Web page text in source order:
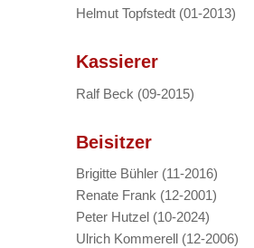
Helmut Topfstedt (01-2013)
Kassierer
Ralf Beck (09-2015)
Beisitzer
Brigitte Bühler (11-2016)
Renate Frank (12-2001)
Peter Hutzel (10-2024)
Ulrich Kommerell (12-2006)